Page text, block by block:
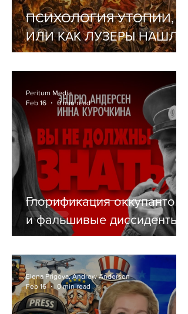
ПСИХОЛОГИЯ УТОПИИ,
ИЛИ КАК ЛУЗЕРЫ НАШЛИ
СЕБЕ РЕЛИГИЮ
Глорификация оккупантов
и фальшивые диссиденты
Peritum Media
Feb 16
0 min read
Elena Prigova, Andrew Andersen
Feb 16
0 min read